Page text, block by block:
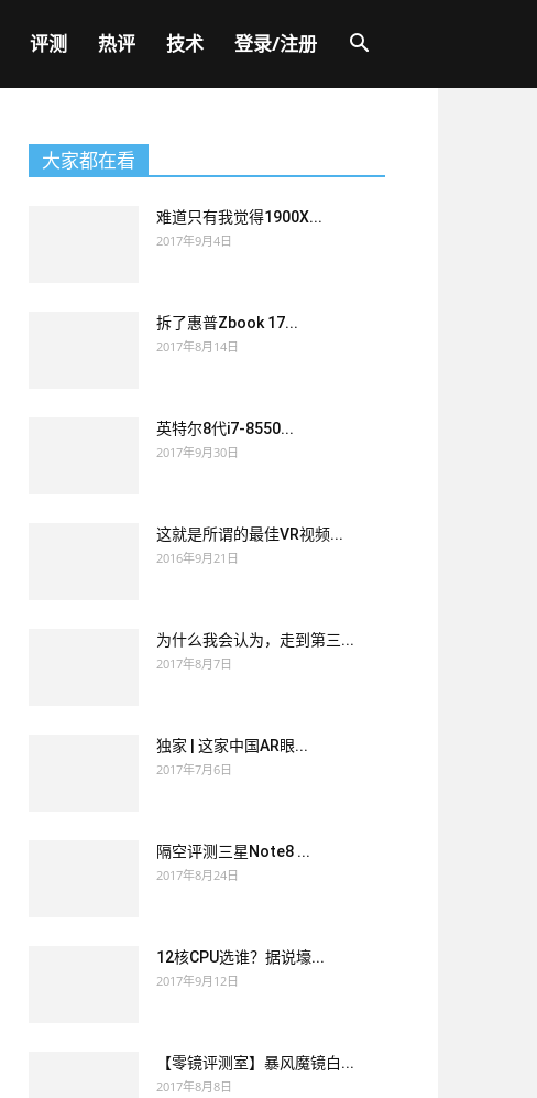
评测 热评 技术 登录/注册
大家都在看
难道只有我觉得1900X...
2017年9月4日
拆了惠普Zbook 17...
2017年8月14日
英特尔8代i7-8550...
2017年9月30日
这就是所谓的最佳VR视频...
2016年9月21日
为什么我会认为，走到第三...
2017年8月7日
独家 | 这家中国AR眼...
2017年7月6日
隔空评测三星Note8 ...
2017年8月24日
12核CPU选谁？据说壕...
2017年9月12日
【零镜评测室】暴风魔镜白...
2017年8月8日